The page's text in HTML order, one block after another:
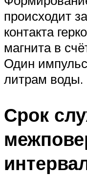
происходит
контакта
магнита в
Один импульс
литрам воды.
Срок